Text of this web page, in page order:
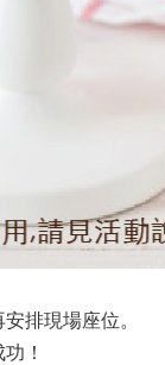
排現場座位。
！